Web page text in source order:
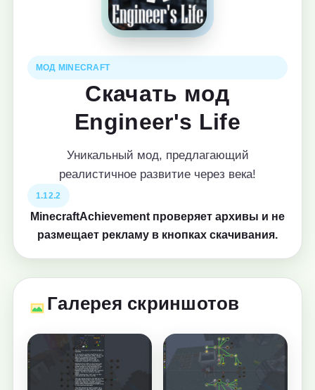
МОД MINECRAFT
Скачать мод
Engineer's Life
Уникальный мод, предлагающий
реалистичное развитие через века!
1.12.2
MinecraftAchievement проверяет архивы и не
размещает рекламу в кнопках скачивания.
Галерея скриншотов